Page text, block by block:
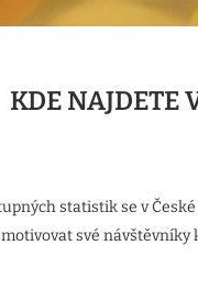
KDE NAJDETE
statistik se v
své návštěvníky